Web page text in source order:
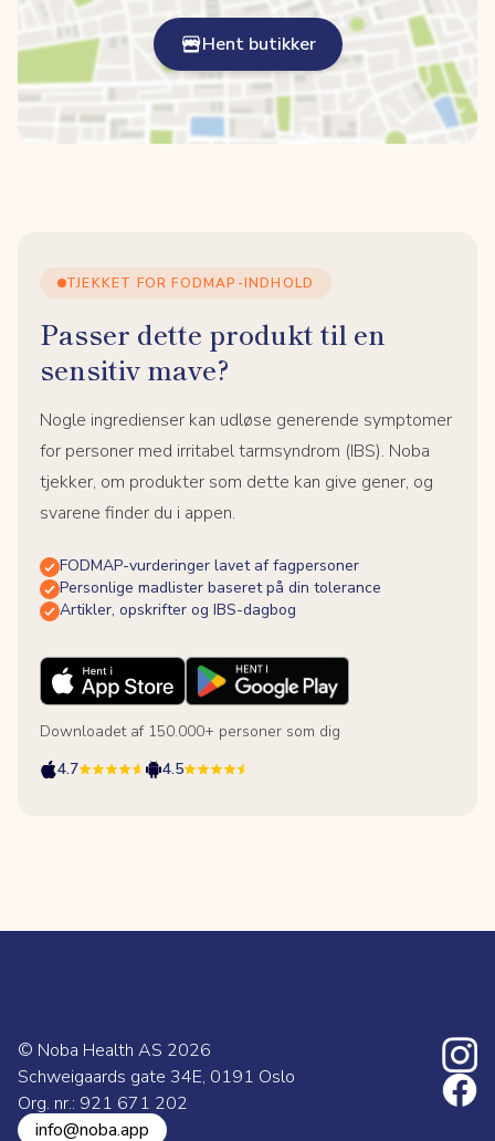
Hent butikker
TJEKKET FOR FODMAP-INDHOLD
Passer dette produkt til en
sensitiv mave?
Nogle ingredienser kan udløse generende symptomer
for personer med irritabel tarmsyndrom (IBS). Noba
tjekker, om produkter som dette kan give gener, og
svarene finder du i appen.
FODMAP-vurderinger lavet af fagpersoner
Personlige madlister baseret på din tolerance
Artikler, opskrifter og IBS-dagbog
Downloadet af 150.000+ personer som dig
4.7
4.5
© Noba Health AS 2026
Schweigaards gate 34E, 0191 Oslo
Org. nr.: 921 671 202
info@noba.app